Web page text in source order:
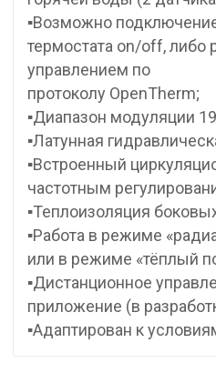
▪Возможно
термостата on/off, либо
управлением по
протоколу OpenTherm;
▪Диапазон модуляции
▪Латунная
▪Встроенный
частотным
▪Теплоизоляция
▪Работа в режиме
или в режиме «тёплый
▪Дистанционное
приложение (в
▪Адаптирован к